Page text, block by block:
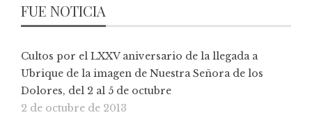
FUE NOTICIA
Cultos por el LXXV aniversario de la llegada a
Ubrique de la imagen de Nuestra Señora de los
Dolores, del 2 al 5 de octubre
2 de octubre de 2013